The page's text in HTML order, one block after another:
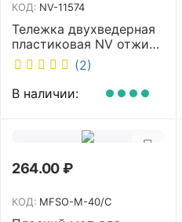
КОД: NV-11574
Тележка двухведерная
пластиковая NV отжим
2х23л NV-11574
(2)
В наличии:
264.00₽
КОД: MFSO-M-40/C